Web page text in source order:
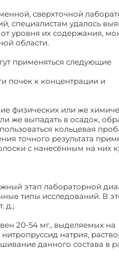
сверхточной
специалистам удалось
уровня их содержания,
области.
применяться следующие
почек к концентрации и
физических или же
же выпадать в осадок,
кольцевая
точного результата
с нанесённым на них
этап лабораторной
типы исследований. В
д.;
20-54 мг., выделяемых на
натрия,
данного состава в